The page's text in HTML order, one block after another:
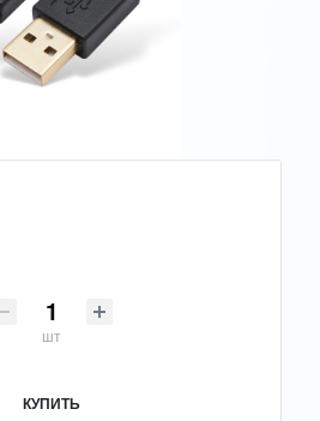
шт
КУПИТЬ